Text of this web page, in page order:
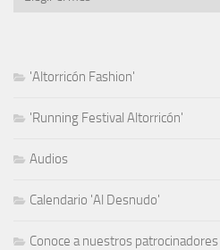
'Altorricón Fashion'
'Running Festival Altorricón'
Audios
Calendario 'Al Desnudo'
Conoce a nuestros patrocinadores